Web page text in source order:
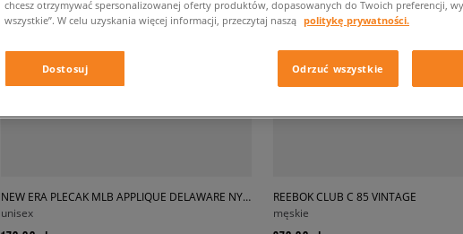
NEW ERA PLECAK MLB APPLIQUE DELAWARE NYY NEW YORK YANKEES
unisex
REEBOK CLUB C 85 VINTAGE
męskie
chcesz otrzymywać spersonalizowanej oferty produktów, dopasowanych do Twoich preferencji,
wszystkie”. W celu uzyskania więcej informacji, przeczytaj naszą politykę prywatności.
Dostosuj Odrzuć wszystkie